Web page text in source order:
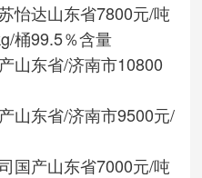
怡达山东省7800元/吨
桶99.5％含量
山东省/济南市10800
山东省/济南市9500元/
国产山东省7000元/吨